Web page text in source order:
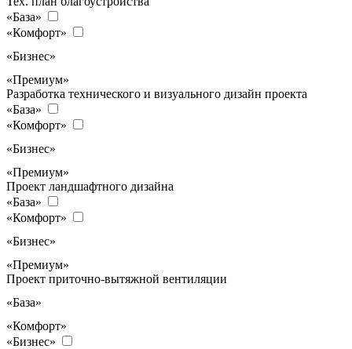
«База»
«Комфорт»
«Бизнес»
«Премиум»
Разработка технического и визуального дизайн проекта
«База»
«Комфорт»
«Бизнес»
«Премиум»
Проект ландшафтного дизайна
«База»
«Комфорт»
«Бизнес»
«Премиум»
Проект приточно-вытяжной вентиляции
«База»
«Комфорт»
«Бизнес»